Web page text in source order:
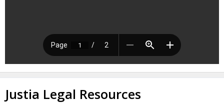
Justia Legal Resources